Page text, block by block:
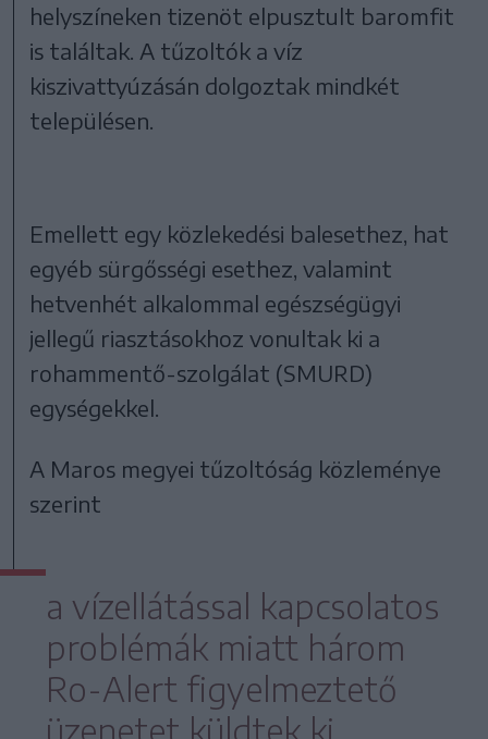
helyszíneken tizenöt elpusztult baromfit
is találtak. A tűzoltók a víz
kiszivattyúzásán dolgoztak mindkét
településen.
Emellett egy közlekedési balesethez, hat
egyéb sürgősségi esethez, valamint
hetvenhét alkalommal egészségügyi
jellegű riasztásokhoz vonultak ki a
rohammentő-szolgálat (SMURD)
egységekkel.
A Maros megyei tűzoltóság közleménye
szerint
a vízellátással kapcsolatos
problémák miatt három
Ro-Alert figyelmeztető
üzenetet küldtek ki